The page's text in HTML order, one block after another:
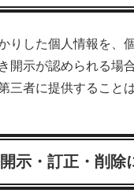
りした個人情報を、
開示が認められる場
三者に提供すること
示・訂正・削除